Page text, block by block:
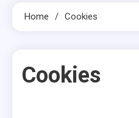
Home Cookies
Cookies